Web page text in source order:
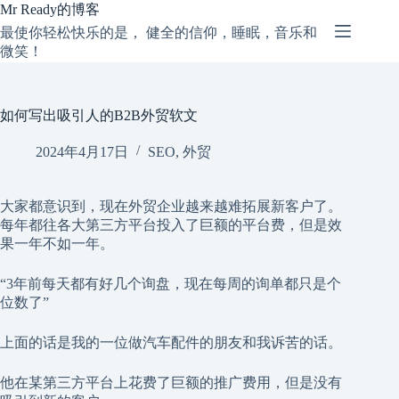
跳
过
内
容
Mr Ready的博客
最使你轻松快乐的是， 健全的信仰，睡眠，音乐和
微笑！
如何写出吸引人的B2B外贸软文
2024年4月17日 SEO, 外贸
大家都意识到，现在外贸企业越来越难拓展新客户了。
每年都往各大第三方平台投入了巨额的平台费，但是效
果一年不如一年。
“3年前每天都有好几个询盘，现在每周的询单都只是个
位数了”
上面的话是我的一位做汽车配件的朋友和我诉苦的话。
他在某第三方平台上花费了巨额的推广费用，但是没有